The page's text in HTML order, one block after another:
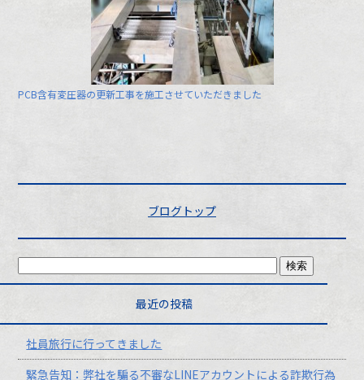
PCB含有変圧器の更新工事を施工させていただきました
ブログトップ
最近の投稿
社員旅行に行ってきました
緊急告知：弊社を騙る不審なLINEアカウントによる詐欺行為